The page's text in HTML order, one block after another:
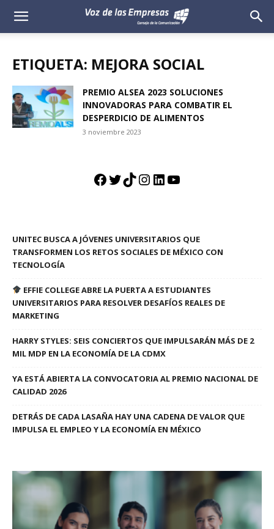
Voz
Empresas
ETIQUETA: MEJORA SOCIAL
PREMIO ALSEA 2023 SOLUCIONES
INNOVADORAS PARA COMBATIR EL
DESPERDICIO DE ALIMENTOS
3 noviembre 2023
Facebook
Twitter
TikTok
Instagram
LinkedIn
YouTube
UNITEC BUSCA A JÓVENES UNIVERSITARIOS QUE
TRANSFORMEN LOS RETOS SOCIALES DE MÉXICO CON
TECNOLOGÍA
EFFIE COLLEGE ABRE LA PUERTA A ESTUDIANTES
UNIVERSITARIOS PARA RESOLVER DESAFÍOS REALES DE
MARKETING
HARRY STYLES: SEIS CONCIERTOS QUE IMPULSARÁN MÁS DE 2
MIL MDP EN LA ECONOMÍA DE LA CDMX
YA ESTÁ ABIERTA LA CONVOCATORIA AL PREMIO NACIONAL DE
CALIDAD 2026
DETRÁS DE CADA LASAÑA HAY UNA CADENA DE VALOR QUE
IMPULSA EL EMPLEO Y LA ECONOMÍA EN MÉXICO